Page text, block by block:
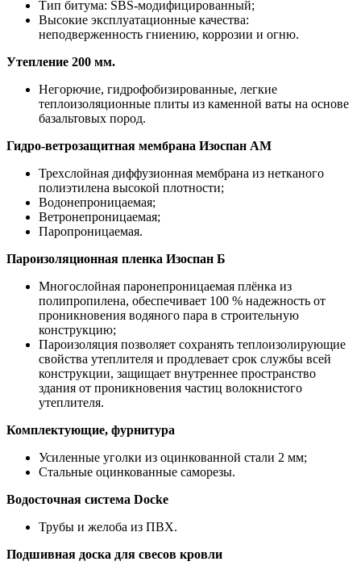
Тип битума: SBS-модифицированный;
Высокие эксплуатационные качества:
неподверженность гниению, коррозии и огню.
Утепление 200 мм.
Негорючие, гидрофобизированные, легкие
теплоизоляционные плиты из каменной ваты на основе
базальтовых пород.
Гидро-ветрозащитная мембрана Изоспан АМ
Трехслойная диффузионная мембрана из нетканого
полиэтилена высокой плотности;
Водонепроницаемая;
Ветронепроницаемая;
Паропроницаемая.
Пароизоляционная пленка Изоспан Б
Многослойная паронепроницаемая плёнка из
полипропилена, обеспечивает 100 % надежность от
проникновения водяного пара в строительную
конструкцию;
Пароизоляция позволяет сохранять теплоизолирующие
свойства утеплителя и продлевает срок службы всей
конструкции, защищает внутреннее пространство
здания от проникновения частиц волокнистого
утеплителя.
Комплектующие, фурнитура
Усиленные уголки из оцинкованной стали 2 мм;
Стальные оцинкованные саморезы.
Водосточная система Docke
Трубы и желоба из ПВХ.
Подшивная доска для свесов кровли